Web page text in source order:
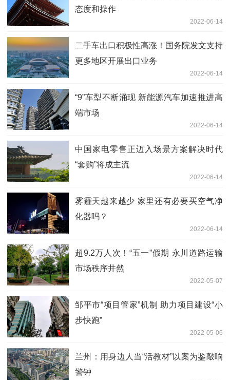
态度和操作
2022-06-14
二手车出口积极性高涨！国务院发文支持
更多地区开展出口业务
2022-06-14
“9”车型不断涌现 新能源汽车加速推进高
端市场
2022-06-14
中国家电零售正迈入场景方案解决时代
“套购”将成主流
2022-06-14
雾霾天越来越少 家里还有必要买空气净
化器吗？
2022-06-14
超9.2万人次！“五一”假期 永川道路运输
市场秩序井然
2022-05-07
邹平市“项目管家”机制 助力项目建设“小
步快跑”
2022-05-06
兰州：用身边人当“活教材”以案为鉴敲响
警钟